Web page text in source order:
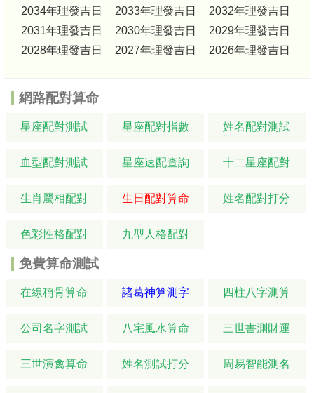
2034年理發吉日
2033年理發吉日
2032年理發吉日
2031年理發吉日
2030年理發吉日
2029年理發吉日
2028年理發吉日
2027年理發吉日 2026年理發吉日
網路配對算命
星座配對測試 星座配對指數 姓名配對測試
血型配對測試 星座速配查詢 十二星座配對
生肖屬相配對 生日配對算命 姓名配對打分
色彩性格配對 九型人格配對
免費算命測試
在線稱骨算命 諸葛神算測字 四柱八字測算
公司名字測試 八宅風水算命 三世書測財運
三世演禽算命 姓名測試打分 周易智能測名